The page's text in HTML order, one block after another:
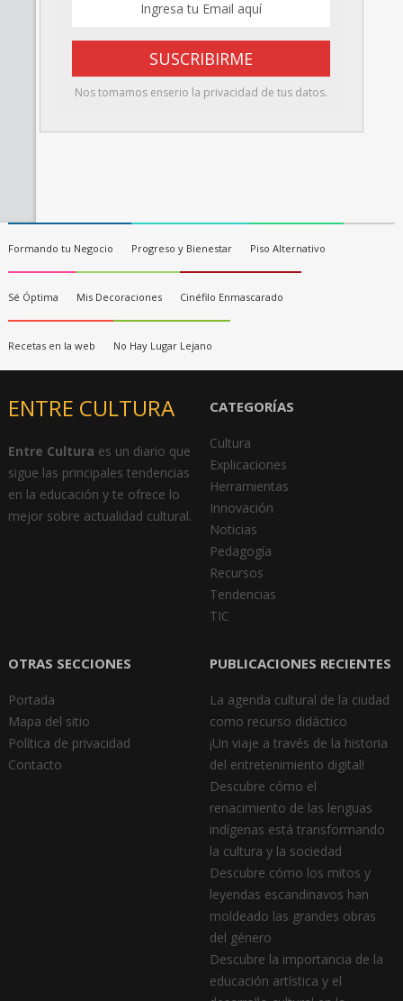
Nos tomamos enserio la privacidad de tus datos.
Formando tu Negocio Progreso y Bienestar Piso Alternativo
Sé Óptima Mis Decoraciones Cinéfilo Enmascarado
Recetas en la web No Hay Lugar Lejano
ENTRE CULTURA
Entre Cultura es un diario que
sigue las principales tendencias
en la educación y te ofrece lo
mejor sobre actualidad cultural.
CATEGORÍAS
Cultura
Explicaciones
Herramientas
Innovación
Noticias
Pedagogía
Recursos
Tendencias
TIC
OTRAS SECCIONES
Portada
Mapa del sitio
Política de privacidad
Contacto
PUBLICACIONES RECIENTES
La agenda cultural de la ciudad
como recurso didáctico
¡Un viaje a través de la historia
del entretenimiento digital!
Descubre cómo el
renacimiento de las lenguas
indígenas está transformando
la cultura y la sociedad
Descubre cómo los mitos y
leyendas escandinavos han
moldeado las grandes obras
del género
Descubre la importancia de la
educación artística y el